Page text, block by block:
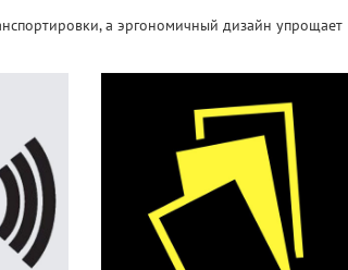
а эргономичный дизайн упрощает